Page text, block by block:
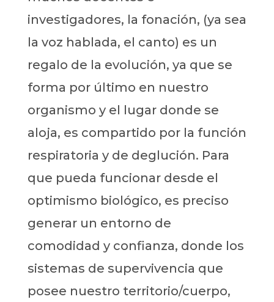
investigadores, la fonación, (ya sea
la voz hablada, el canto) es un
regalo de la evolución, ya que se
forma por último en nuestro
organismo y el lugar donde se
aloja, es compartido por la función
respiratoria y de deglución. Para
que pueda funcionar desde el
optimismo biológico, es preciso
generar un entorno de
comodidad y confianza, donde los
sistemas de supervivencia que
posee nuestro territorio/cuerpo,